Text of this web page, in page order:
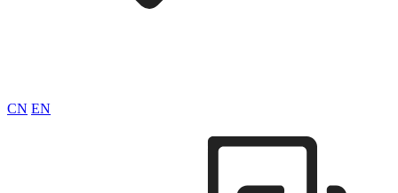
CN EN